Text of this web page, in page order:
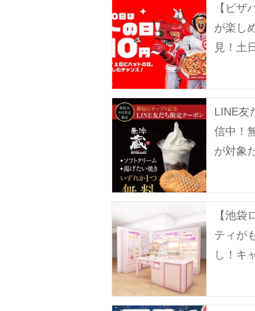
【ピザ
が楽し
見！土
LINE友
信中！
が対象
【池袋
ティが
し！キ